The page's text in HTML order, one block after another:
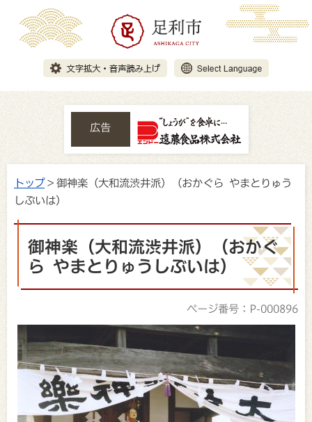
広告
トップ> 御神楽（大和流渋井派）（おかぐら やまとりゅう
しぶいは）
御神楽（大和流渋井派）（おかぐ
ら やまとりゅうしぶいは）
ページ番号：P-000896